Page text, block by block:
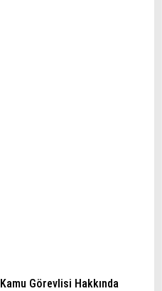
Görevlisi Hakkında